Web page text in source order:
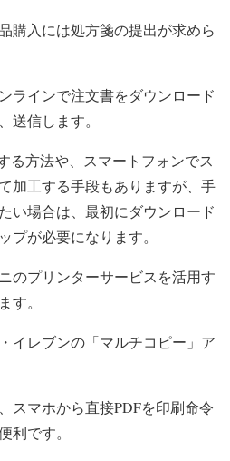
購入には処方箋の提出が求めら
ラインで注文書をダウンロード
送信します。
る方法や、スマートフォンでス
加工する手段もありますが、手
い場合は、最初にダウンロード
プが必要になります。
のプリンターサービスを活用す
す。
イレブンの「マルチコピー」ア
スマホから直接PDFを印刷命令
利です。